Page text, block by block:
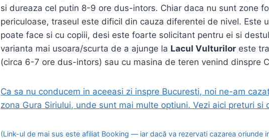
si dureaza cel putin 8-9 ore dus-intors. Chiar daca nu sunt zone
periculoase, traseul este dificil din cauza diferentei de nivel. Este
poate face si cu copiii, desi este foarte solicitant pentru ei si
varianta mai usoara/scurta de a ajunge la Lacul Vulturilor este
(circa 6-7 ore dus-intors) sau cu masina de teren venind dinspre
Ca sa nu conducem in aceeasi zi inspre Bucuresti, noi ne-am
zona Gura Siriului, unde sunt mai multe optiuni. Vezi aici preturi si
(Link-ul de mai sus este afiliat Booking — iar dacă va rezervati cazarea oriunde